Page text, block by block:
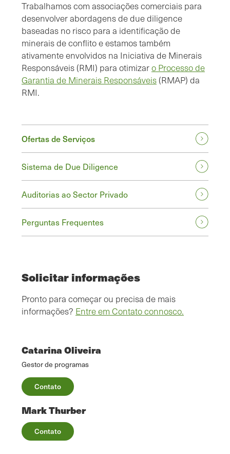
Trabalhamos com associações comerciais para
desenvolver abordagens de due diligence
baseadas no risco para a identificação de
minerais de conflito e estamos também
ativamente envolvidos na Iniciativa de Minerais
Responsáveis (RMI) para otimizaro Processo de
Garantia de Minerais Responsáveis (RMAP) da
RMI.
Ofertas de Serviços
Sistema de Due Diligence
Auditorias ao Sector Privado
Perguntas Frequentes
Solicitar informações
Pronto para começar ou precisa de mais
informações? Entre em Contato connosco.
Catarina Oliveira
Gestor de programas
Contato
Mark Thurber
Contato